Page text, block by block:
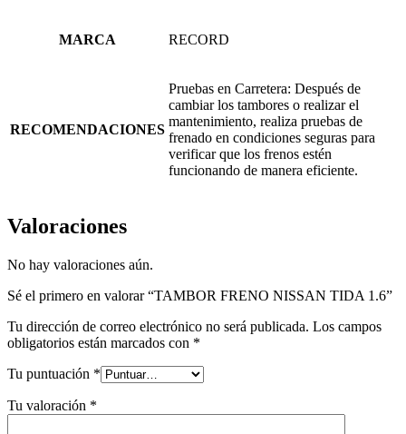
MARCA RECORD
RECOMENDACIONES
Pruebas en Carretera: Después de
cambiar los tambores o realizar el
mantenimiento, realiza pruebas de
frenado en condiciones seguras para
verificar que los frenos estén
funcionando de manera eficiente.
Valoraciones
No hay valoraciones aún.
Sé el primero en valorar “TAMBOR FRENO NISSAN TIDA 1.6”
Tu dirección de correo electrónico no será publicada. Los campos
obligatorios están marcados con *
Tu puntuación *
Tu valoración *